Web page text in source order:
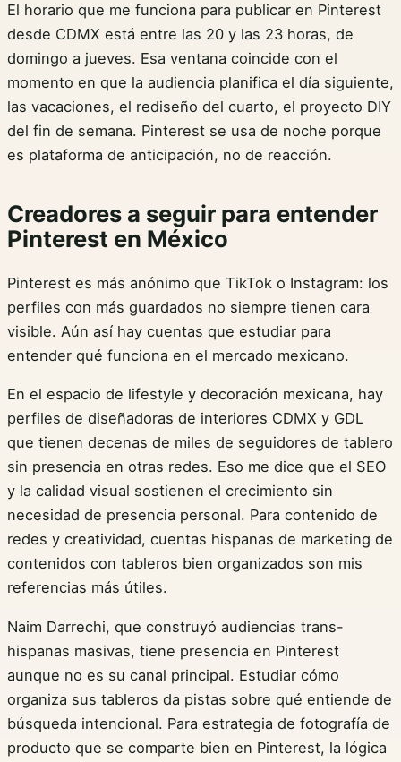
El horario que me funciona para publicar en Pinterest
desde CDMX está entre las 20 y las 23 horas, de
domingo a jueves. Esa ventana coincide con el
momento en que la audiencia planifica el día siguiente,
las vacaciones, el rediseño del cuarto, el proyecto DIY
del fin de semana. Pinterest se usa de noche porque
es plataforma de anticipación, no de reacción.
Creadores a seguir para entender
Pinterest en México
Pinterest es más anónimo que TikTok o Instagram: los
perfiles con más guardados no siempre tienen cara
visible. Aún así hay cuentas que estudiar para
entender qué funciona en el mercado mexicano.
En el espacio de lifestyle y decoración mexicana, hay
perfiles de diseñadoras de interiores CDMX y GDL
que tienen decenas de miles de seguidores de tablero
sin presencia en otras redes. Eso me dice que el SEO
y la calidad visual sostienen el crecimiento sin
necesidad de presencia personal. Para contenido de
redes y creatividad, cuentas hispanas de marketing de
contenidos con tableros bien organizados son mis
referencias más útiles.
Naim Darrechi, que construyó audiencias trans-
hispanas masivas, tiene presencia en Pinterest
aunque no es su canal principal. Estudiar cómo
organiza sus tableros da pistas sobre qué entiende de
búsqueda intencional. Para estrategia de fotografía de
producto que se comparte bien en Pinterest, la lógica